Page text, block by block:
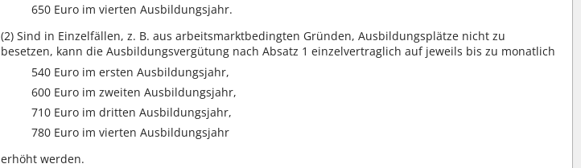
650 Euro im vierten Ausbildungsjahr.
(2) Sind in Einzelfällen, z. B. aus arbeitsmarktbedingten Gründen, Ausbildungsplätze nicht zu
besetzen, kann die Ausbildungsvergütung nach Absatz 1 einzelvertraglich auf jeweils bis zu monatlich
540 Euro im ersten Ausbildungsjahr,
600 Euro im zweiten Ausbildungsjahr,
710 Euro im dritten Ausbildungsjahr,
780 Euro im vierten Ausbildungsjahr
erhöht werden.